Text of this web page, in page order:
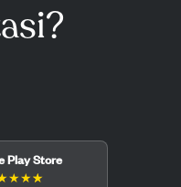
Play Store
★★★